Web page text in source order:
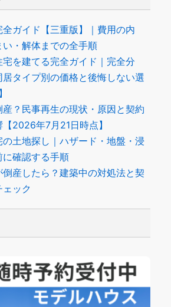
ガイド【三重版】｜費用の内
・解体までの全手順
を建てる完全ガイド｜完全分
タイプ別の価格と後悔しない選
？民事再生の現状・原因と契約
2026年7月21日時点】
土地探し｜ハザード・地盤・浸
確認する手順
産したら？建築中の対処法と契
ック